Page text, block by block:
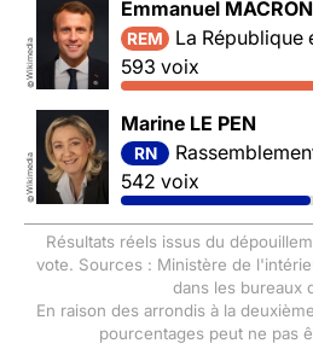
©
Wikimedia
Emmanuel MACRON
REM
La République
593 voix
©
Wikimedia
Marine LE PEN
RN
Rassemblement
542 voix
Résultats réels issus du
vote. Sources : Ministère de
dans les bureaux
En raison des arrondis à la
pourcentages peut ne pas